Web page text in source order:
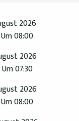
2026
08:00
2026
07:30
2026
08:00